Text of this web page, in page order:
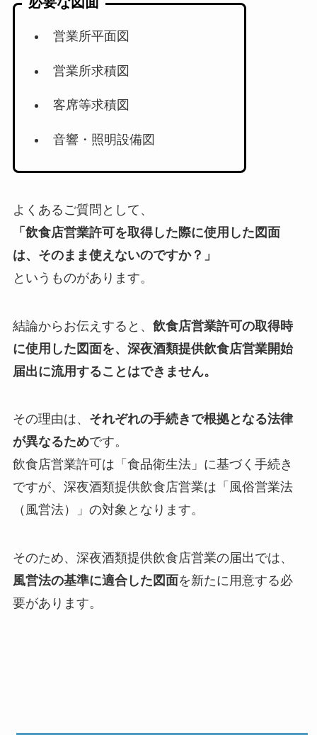
営業所平面図
営業所求積図
客席等求積図
音響・照明設備図
よくあるご質問として、
「飲食店営業許可を取得した際に使用した図面
は、そのまま使えないのですか？」
というものがあります。
結論からお伝えすると、 飲食店営業許可の取得時
に使用した図面を、深夜酒類提供飲食店営業開始
届出に流用することはできません。
その理由は、 それぞれの手続きで根拠となる法律
が異なるためです。
飲食店営業許可は「食品衛生法」に基づく手続き
ですが、深夜酒類提供飲食店営業は「風俗営業法
（風営法）」の対象となります。
そのため、深夜酒類提供飲食店営業の届出では、
風営法の基準に適合した図面を新たに用意する必
要があります。